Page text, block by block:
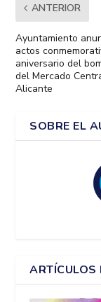
ANTERIOR
Ayuntamiento
actos
aniversario del
del Mercado
Alicante
SOBRE EL